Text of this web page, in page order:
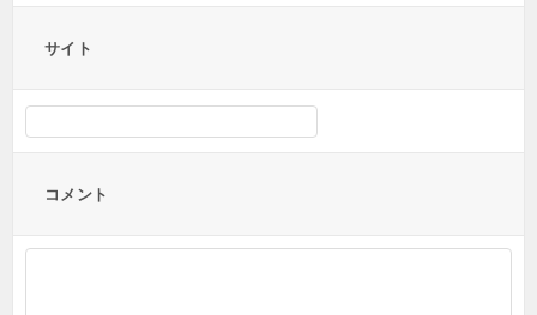
サイト
コメント